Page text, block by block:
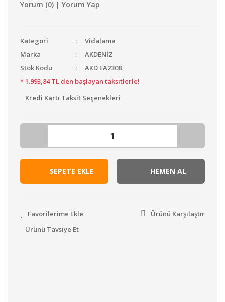
Yorum (0) | Yorum Yap
Kategori
Vidalama
Marka
AKDENİZ
Stok Kodu
AKD EA2308
* 1.993,84 TL den başlayan taksitlerle!
Kredi Kartı Taksit Seçenekleri
SEPETE EKLE HEMEN AL
Ürünü Karşılaştır
Ürünü Tavsiye Et